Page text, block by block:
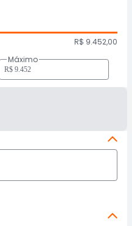
R$ 9.452,00
Máximo